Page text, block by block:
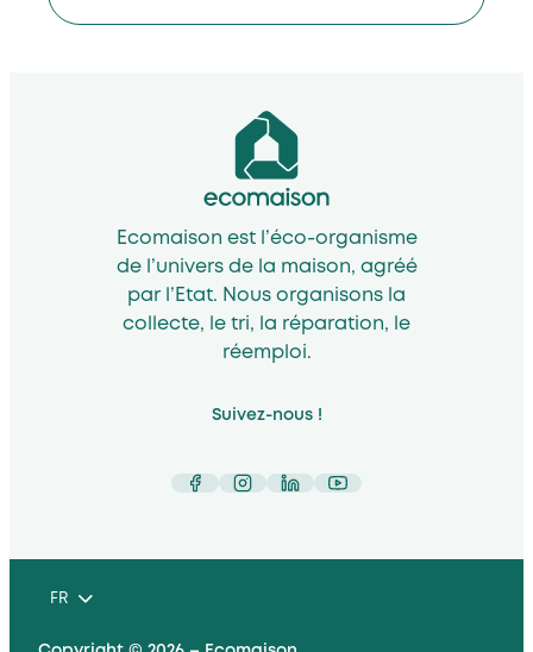
Ecomaison est l’éco-organisme
de l’univers de la maison, agréé
par l’Etat. Nous organisons la
collecte, le tri, la réparation, le
réemploi.
Suivez-nous !
Facebook
Instagram
LinkedIn
YouTube
FR